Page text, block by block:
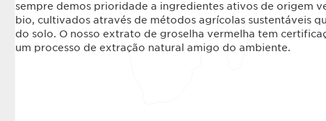
sempre demos prioridade a ingredientes ativos de origem
bio, cultivados através de métodos agrícolas sustentáveis
do solo. O nosso extrato de groselha vermelha tem
um processo de extração natural amigo do ambiente.